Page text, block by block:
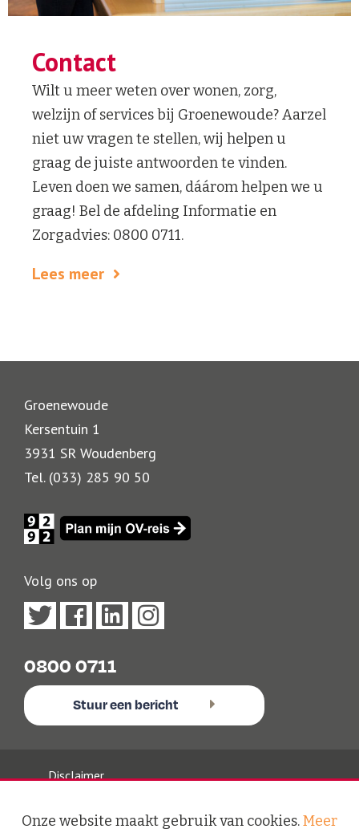
Contact
Wilt u meer weten over wonen, zorg,
welzijn of services bij Groenewoude? Aarzel
niet uw vragen te stellen, wij helpen u
graag de juiste antwoorden te vinden.
Leven doen we samen, dáárom helpen we u
graag! Bel de afdeling Informatie en
Zorgadvies: 0800 0711.
Lees meer
Groenewoude
Kersentuin 1
3931 SR Woudenberg
Tel. (033) 285 90 50
Volg ons op
0800 0711
Stuur een bericht
Disclaimer
Algemene Voorwaarden
Onze website maakt gebruik van cookies.Meer